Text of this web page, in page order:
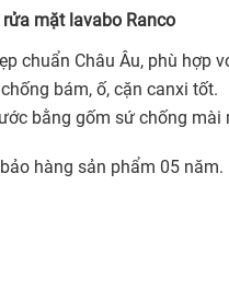
mặt lavabo Ranco
chuẩn Châu Âu, phù hợp
bám, ố, cặn canxi tốt.
bằng gốm sứ chống mài
hàng sản phẩm 05 năm.